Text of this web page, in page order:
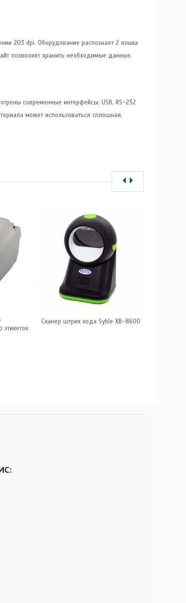
203 dpi. Оборудование распознает 2 языка
позволяет хранить необходимые данные.
современные интерфейсы: USB, RS-232
может использоваться сплошная,
Сканер штрих кода Syble XB-8600